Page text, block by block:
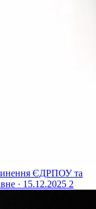
ЄДРПОУ та
· 15.12.2025 2